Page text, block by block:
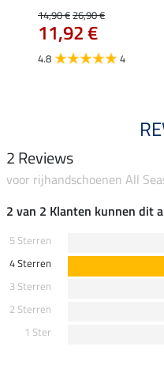
14,90 €26,90 €
11,92 €
4.8 4
2 Reviews
voor rijhandschoenen All
2 van 2 Klanten kunnen dit
5 Sterren
4 Sterren
3 Sterren
2 Sterren
1 Ster